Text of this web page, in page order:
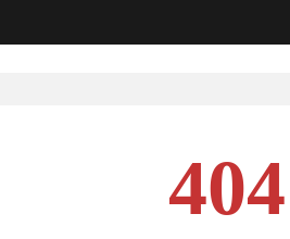
404